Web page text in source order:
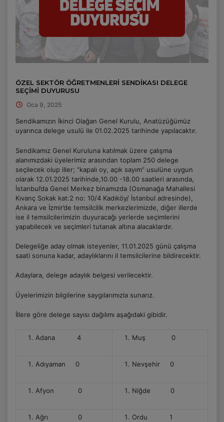
ÖZEL SEKTÖR ÖĞRETMENLERİ SENDİKASI DELEGE
SEÇİMİ DUYURUSU
Oca 9, 2025
Sendikamızın İkinci Olağan Genel Kurulu, Anatüzüğümüz
uyarınca delege usulü ile 01.02.2025 tarihinde yapılacaktır.
Sendikamız Genel Kuruluna katılmak üzere çalışma
alanımızdaki üyelerimiz arasından toplam 250 delege
seçilecek olup iller; “kapalı oy, açık sayım” usulüne uygun
olarak 12.01.2025 tarihinde,10.00 -18.00 saatleri arasında,
İstanbul’da Genel Merkez binamızda (Osmanağa Mahallesi
Kıvanç Sokak kat:2 no: 10/4 Kadıköy/ İstanbul adresinde),
Ankara ve İzmir’de temsilcilik merkezlerimizde, diğer illerde
ise il temsilcilerimizin duyuracağı yerlerde seçimlerini
yapabilecek ve seçimleri tutanak altına alacaklardır.
Delegeliğe aday olmak isteyenler, 11.01.2025 günü çalışma
saati sonuna kadar, adaylıklarını il temsilcilerine bildirecektir.
Adaylara, delege adaylık belgesi verilecektir.
Üyelerimizin bilgilerine saygılarımızla sunarız.
İllere göre delege sayısı dağılımı aşağıdaki gibidir.
Adana 4 Muş 0
Adıyaman 0 Nevşehir 0
Afyon 0 Niğde 0
Ağrı 0 Ordu 1